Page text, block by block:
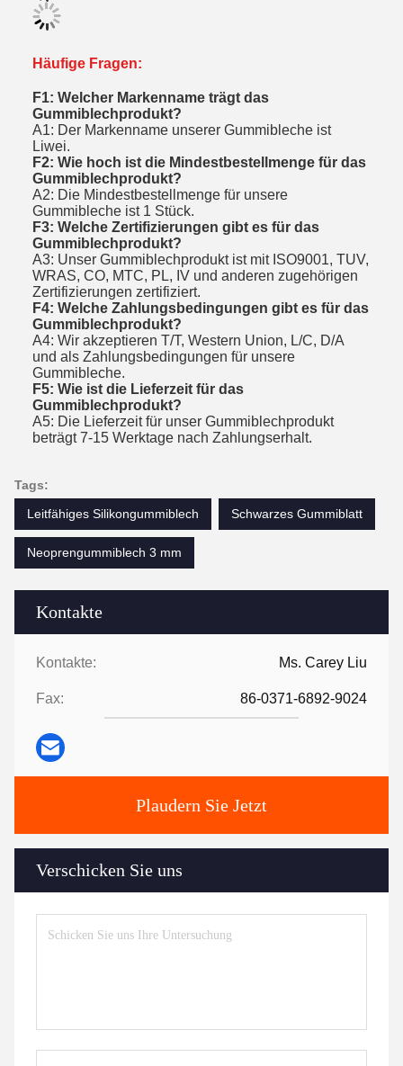
Kontakte
Kontakte: Ms. Carey Liu
Fax: 86-0371-6892-9024
Plaudern Sie Jetzt
Verschicken Sie uns
Häufige Fragen:
F1: Welcher Markenname trägt das
Gummiblechprodukt?
A1: Der Markenname unserer Gummibleche ist
Liwei.
F2: Wie hoch ist die Mindestbestellmenge für das
Gummiblechprodukt?
A2: Die Mindestbestellmenge für unsere
Gummibleche ist 1 Stück.
F3: Welche Zertifizierungen gibt es für das
Gummiblechprodukt?
A3: Unser Gummiblechprodukt ist mit ISO9001, TUV,
WRAS, CO, MTC, PL, IV und anderen zugehörigen
Zertifizierungen zertifiziert.
F4: Welche Zahlungsbedingungen gibt es für das
Gummiblechprodukt?
A4: Wir akzeptieren T/T, Western Union, L/C, D/A
und als Zahlungsbedingungen für unsere
Gummibleche.
F5: Wie ist die Lieferzeit für das
Gummiblechprodukt?
A5: Die Lieferzeit für unser Gummiblechprodukt
beträgt 7-15 Werktage nach Zahlungserhalt.
Tags:
Leitfähiges Silikongummiblech
Schwarzes Gummiblatt
Neoprengummiblech 3 mm